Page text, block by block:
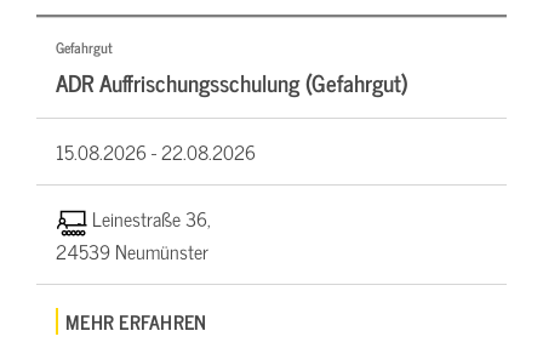
Gefahrgut
ADR Auffrischungsschulung (Gefahrgut)
15.08.2026 -22.08.2026
Leinestraße 36,
24539 Neumünster
MEHR ERFAHREN